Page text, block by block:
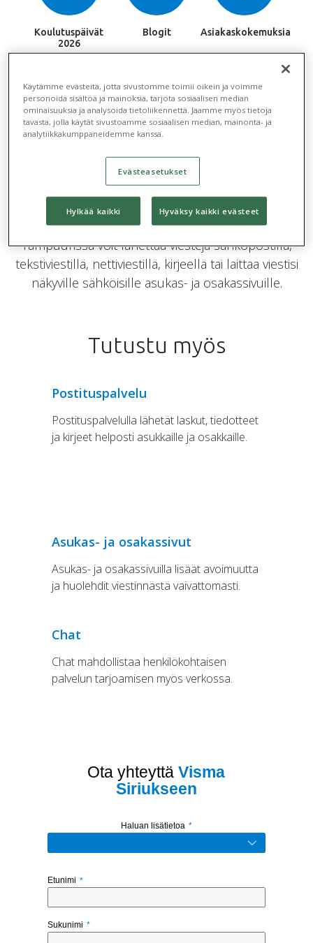
Koulutuspäivät
2026
Blogit Asiakaskokemuksia
Sujuvaa viestintää asukkaille
Tampuurilla viestintä asukkaille ja osakkaille hoituu
vaivattomasti: Tampuurissa voit kirjoittaa tiedotteet
ja varmistaa niiden tehokkaan jakelun asiakkaillesi.
Voit valita viestien jakelukanavan tarpeesi mukaan.
Tampuurissa voit lähettää viestejä sähköpostilla,
tekstiviestillä, nettiviestillä, kirjeellä tai laittaa viestisi
näkyville sähköisille asukas- ja osakassivuille.
Tutustu myös
Postituspalvelu
Postituspalvelulla lähetät laskut, tiedotteet
ja kirjeet helposti asukkaille ja osakkaille.
Asukas- ja osakassivut
Asukas- ja osakassivuilla lisäät avoimuutta
ja huolehdit viestinnästä vaivattomasti.
Chat
Chat mahdollistaa henkilökohtaisen
palvelun tarjoamisen myös verkossa.
Käytämme evästeitä, jotta sivustomme toimii oikein ja voimme
personoida sisältöä ja mainoksia, tarjota sosiaalisen median
ominaisuuksia ja analysoida tietoliikennettä. Jaamme myös tietoja
tavasta, jolla käytät sivustoamme sosiaalisen median, mainonta- ja
analytiikkakumppaneidemme kanssa.
Evästeasetukset
Hylkää kaikki Hyväksy kaikki evästeet